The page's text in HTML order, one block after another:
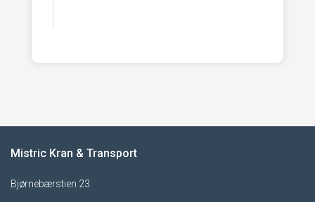
Mistric Kran & Transport
Bjørnebærstien 23